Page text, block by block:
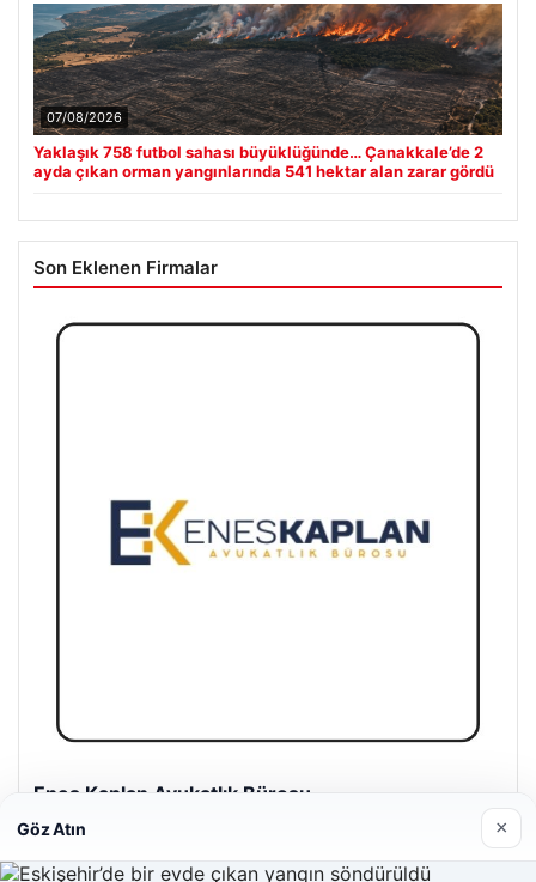
07/08/2026
Yaklaşık 758 futbol sahası büyüklüğünde… Çanakkale’de 2
ayda çıkan orman yangınlarında 541 hektar alan zarar gördü
Son Eklenen Firmalar
Enes Kaplan Avukatlık Bürosu
28/04/2026
Göz Atın ×